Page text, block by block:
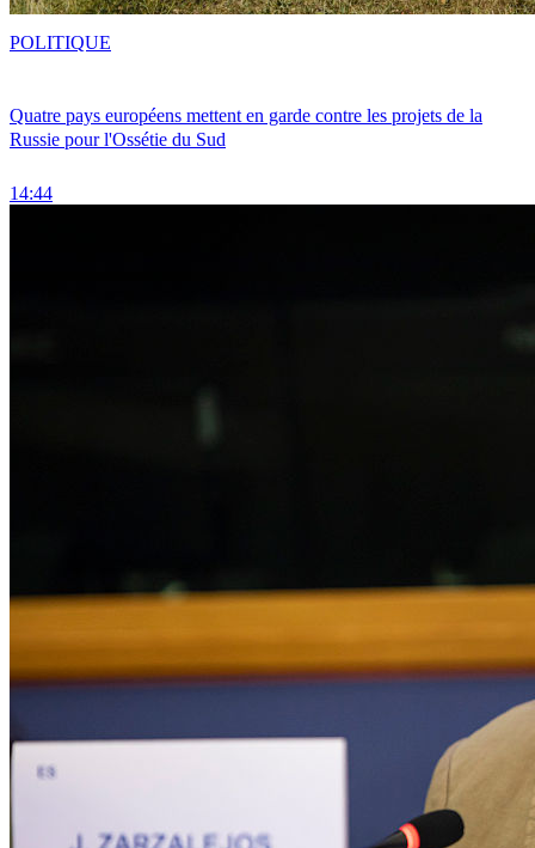
Quatre pays européens mettent en garde contre les projets de la
Russie pour l'Ossétie du Sud
14:44
POLITIQUE